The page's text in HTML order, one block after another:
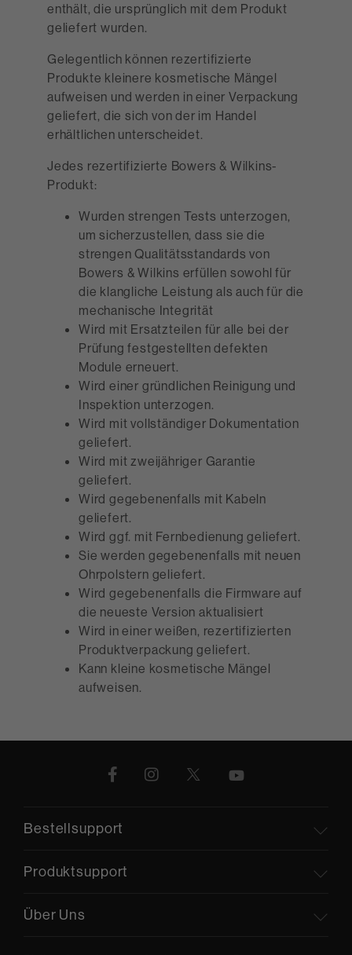
enthält, die ursprünglich mit dem Produkt
geliefert wurden.
Gelegentlich können rezertifizierte
Produkte kleinere kosmetische Mängel
aufweisen und werden in einer Verpackung
geliefert, die sich von der im Handel
erhältlichen unterscheidet.
Jedes rezertifizierte Bowers & Wilkins-
Produkt:
Wurden strengen Tests unterzogen,
um sicherzustellen, dass sie die
strengen Qualitätsstandards von
Bowers & Wilkins erfüllen sowohl für
die klangliche Leistung als auch für die
mechanische Integrität
Wird mit Ersatzteilen für alle bei der
Prüfung festgestellten defekten
Module erneuert.
Wird einer gründlichen Reinigung und
Inspektion unterzogen.
Wird mit vollständiger Dokumentation
geliefert.
Wird mit zweijähriger Garantie
geliefert.
Wird gegebenenfalls mit Kabeln
geliefert.
Wird ggf. mit Fernbedienung geliefert.
Sie werden gegebenenfalls mit neuen
Ohrpolstern geliefert.
Wird gegebenenfalls die Firmware auf
die neueste Version aktualisiert
Wird in einer weißen, rezertifizierten
Produktverpackung geliefert.
Kann kleine kosmetische Mängel
aufweisen.
Bestellsupport
Produktsupport
Über Uns